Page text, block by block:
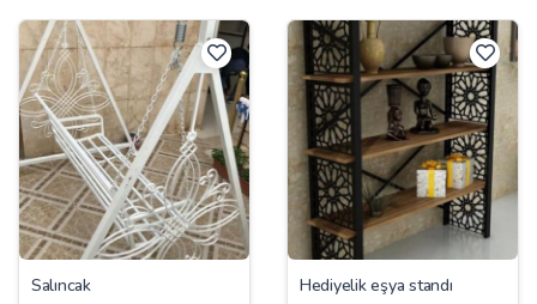
Salıncak Hediyelik eşya standı